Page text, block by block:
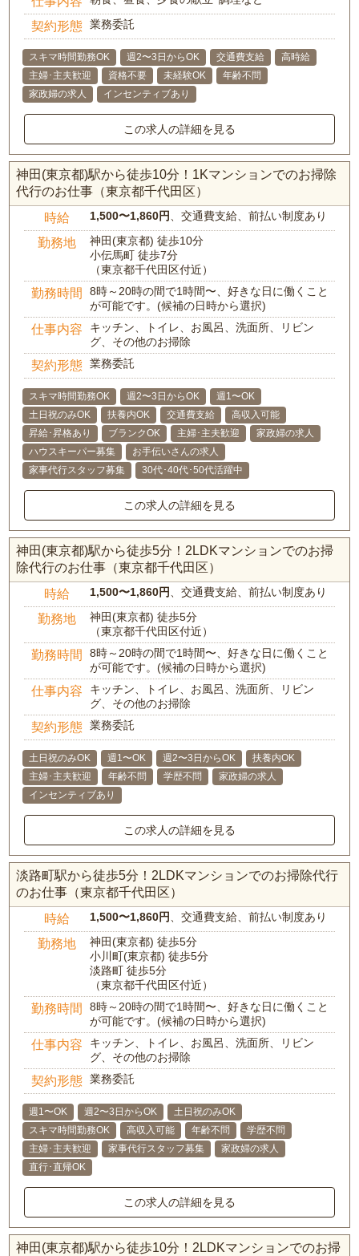
契約形態 業務委託
スキマ時間勤務OK 週2〜3日からOK 交通費支給
高時給
主婦･主夫歓迎
資格不要 未経験OK
年齢不問
家政婦の求人
インセンティブあり
この求人の詳細を見る
神田(東京都)駅から徒歩10分！1Kマンションでのお掃除
代行のお仕事（東京都千代田区）
時給 1,500〜1,860円、交通費支給、前払い制度あり
勤務地
神田(東京都) 徒歩10分
小伝馬町 徒歩7分
（東京都千代田区付近）
勤務時間
8時～20時の間で1時間〜、好きな日に働くこと
が可能です。(候補の日時から選択)
仕事内容
キッチン、トイレ、お風呂、洗面所、リビン
グ、その他のお掃除
契約形態 業務委託
スキマ時間勤務OK 週2〜3日からOK
週1〜OK
土日祝のみOK
扶養内OK 交通費支給
高収入可能
昇給･昇格あり
ブランクOK 主婦･主夫歓迎
家政婦の求人
ハウスキーパー募集
お手伝いさんの求人
家事代行スタッフ募集
30代･40代･50代活躍中
この求人の詳細を見る
神田(東京都)駅から徒歩5分！2LDKマンションでのお掃
除代行のお仕事（東京都千代田区）
時給 1,500〜1,860円、交通費支給、前払い制度あり
勤務地
神田(東京都) 徒歩5分
（東京都千代田区付近）
勤務時間
8時～20時の間で1時間〜、好きな日に働くこと
が可能です。(候補の日時から選択)
仕事内容
キッチン、トイレ、お風呂、洗面所、リビン
グ、その他のお掃除
契約形態 業務委託
土日祝のみOK 週1〜OK 週2〜3日からOK
扶養内OK
主婦･主夫歓迎
年齢不問 学歴不問
家政婦の求人
インセンティブあり
この求人の詳細を見る
淡路町駅から徒歩5分！2LDKマンションでのお掃除代行
のお仕事（東京都千代田区）
時給 1,500〜1,860円、交通費支給、前払い制度あり
勤務地
神田(東京都) 徒歩5分
小川町(東京都) 徒歩5分
淡路町 徒歩5分
（東京都千代田区付近）
勤務時間
8時～20時の間で1時間〜、好きな日に働くこと
が可能です。(候補の日時から選択)
仕事内容
キッチン、トイレ、お風呂、洗面所、リビン
グ、その他のお掃除
契約形態 業務委託
週1〜OK 週2〜3日からOK
土日祝のみOK
スキマ時間勤務OK
高収入可能 年齢不問
学歴不問
主婦･主夫歓迎
家事代行スタッフ募集
家政婦の求人
直行･直帰OK
この求人の詳細を見る
神田(東京都)駅から徒歩10分！2LDKマンションでのお掃